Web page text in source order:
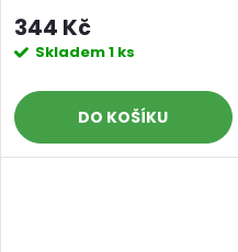
344 Kč
Skladem1 ks
DO KOŠÍKU